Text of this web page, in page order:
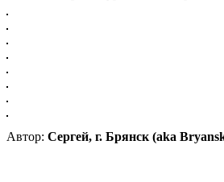
Автор: Сергей, г. Брянск (aka